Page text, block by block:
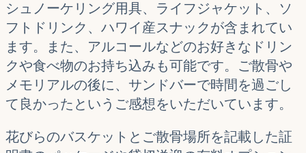
シュノーケリング用具、ライフジャケット、ソ
フトドリンク、ハワイ産スナックが含まれてい
ます。また、アルコールなどのお好きなドリン
クや食べ物のお持ち込みも可能です。ご散骨や
メモリアルの後に、サンドバーで時間を過ごし
て良かったというご感想をいただいています。
花びらのバスケットとご散骨場所を記載した証